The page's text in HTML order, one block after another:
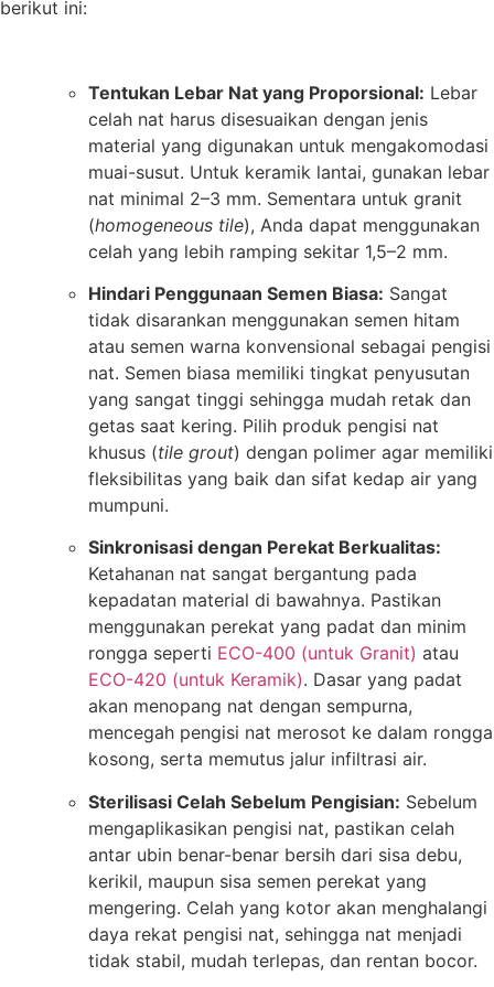
berikut ini:
Tentukan Lebar Nat yang Proporsional: Lebar
celah nat harus disesuaikan dengan jenis
material yang digunakan untuk mengakomodasi
muai-susut. Untuk keramik lantai, gunakan lebar
nat minimal 2–3 mm. Sementara untuk granit
(homogeneous tile), Anda dapat menggunakan
celah yang lebih ramping sekitar 1,5–2 mm.
Hindari Penggunaan Semen Biasa: Sangat
tidak disarankan menggunakan semen hitam
atau semen warna konvensional sebagai pengisi
nat. Semen biasa memiliki tingkat penyusutan
yang sangat tinggi sehingga mudah retak dan
getas saat kering. Pilih produk pengisi nat
khusus (tile grout) dengan polimer agar memiliki
fleksibilitas yang baik dan sifat kedap air yang
mumpuni.
Sinkronisasi dengan Perekat Berkualitas:
Ketahanan nat sangat bergantung pada
kepadatan material di bawahnya. Pastikan
menggunakan perekat yang padat dan minim
rongga seperti ECO-400 (untuk Granit) atau
ECO-420 (untuk Keramik). Dasar yang padat
akan menopang nat dengan sempurna,
mencegah pengisi nat merosot ke dalam rongga
kosong, serta memutus jalur infiltrasi air.
Sterilisasi Celah Sebelum Pengisian: Sebelum
mengaplikasikan pengisi nat, pastikan celah
antar ubin benar-benar bersih dari sisa debu,
kerikil, maupun sisa semen perekat yang
mengering. Celah yang kotor akan menghalangi
daya rekat pengisi nat, sehingga nat menjadi
tidak stabil, mudah terlepas, dan rentan bocor.